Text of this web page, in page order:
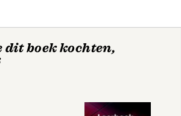
dit boek kochten,